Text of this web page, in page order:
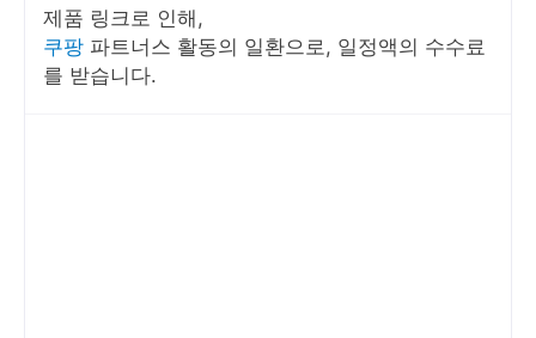
제품 링크로 인해,
쿠팡 파트너스 활동의 일환으로, 일정액의 수수료
를 받습니다.